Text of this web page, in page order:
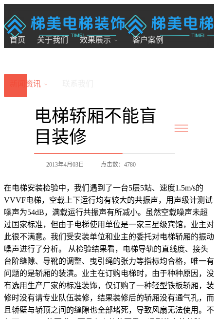
首页 关于我们 效果展示 客户案例
新闻资讯
电梯轿厢不能盲
目装修
2013年4月03日 点击数：4780
在电梯安装检验中，我们遇到了一台5层5站、速度1.5m/s的
VVVF电梯，空载上下运行均有较大的共振声，用声级计测试
噪声为54dB，满载运行共振声有所减小。虽然空载噪声未超
过国家标准，但由于电梯使用单位是一家三星级宾馆，业主对
此很不满意。我们受安装单位和业主的委托对电梯轿厢的振动
噪声进行了分析。 从检验结果看，电梯导轨的直线度、接头
台阶缝隙、导靴的调整、曳引绳的张力等指标均合格，唯一有
问题的是轿厢的装潢。业主在订购电梯时，由于种种原因，没
有选用生产厂家的标准装饰，仅订购了一种轻型铁板轿厢，装
修时没有请专业队伍装修，结果装修后的轿厢没有通气孔，而
且轿壁与轿顶之间的缝隙也全部堵死，导致风扇无法使用。不